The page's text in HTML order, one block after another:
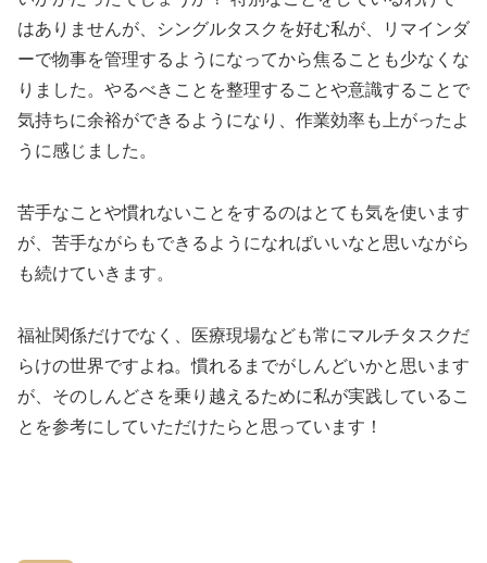
はありませんが、シングルタスクを好む私が、リマインダ
ーで物事を管理するようになってから焦ることも少なくな
りました。やるべきことを整理することや意識することで
気持ちに余裕ができるようになり、作業効率も上がったよ
うに感じました。
苦手なことや慣れないことをするのはとても気を使います
が、苦手ながらもできるようになればいいなと思いながら
も続けていきます。
福祉関係だけでなく、医療現場なども常にマルチタスクだ
らけの世界ですよね。慣れるまでがしんどいかと思います
が、そのしんどさを乗り越えるために私が実践しているこ
とを参考にしていただけたらと思っています！